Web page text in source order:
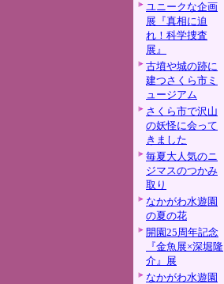
ユニークな企画
展『真相に迫
れ！科学捜査
展』
古墳や城の跡に
建つさくら市ミ
ュージアム
さくら市で沢山
の妖怪に会って
きました
毎夏大人気のニ
ジマスのつかみ
取り
なかがわ水遊園
の夏の花
開園25周年記念
『金魚展×深堀隆
介』展
なかがわ水遊園